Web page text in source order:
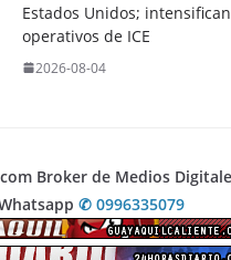
Estados Unidos; intensifican
operativos de ICE
2026-08-04
Broker de Medios
✆ 0996335079